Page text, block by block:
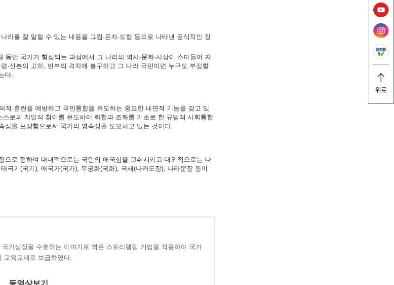
위로
를 잘 알릴 수 있는 내용을 그림·문자·도형 등으로 나타낸 공식적인 징
안 국가가 형성되는 과정에서 그 나라의 역사·문화·사상이 스며들어 자
·신분의 고하, 빈부의 격차에 불구하고 그 나라 국민이면 누구도 부정할
다.
적 혼란을 예방하고 국민통합을 유도하는 중요한 내면적 기능을 갖고 있
로의 자발적 참여를 유도하여 화합과 조화를 기초로 한 규범적 사회통합
을 보장함으로써 국가의 영속성을 도모하고 있는 것이다.
으로 정하여 대내적으로는 국민의 애국심을 고취시키고 대외적으로는 나
극기(국기), 애국가(국가), 무궁화(국화), 국새(나라도장), 나라문장 등이
가상징을 수호하는 이야기로 엮은 스토리텔링 기법을 적용하여 국가
교육교재로 보급하였다.
동영상보기